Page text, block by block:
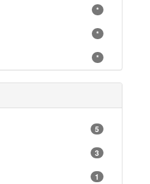
*
*
*
*
*
*
*
*
*
*
*
5
3
1